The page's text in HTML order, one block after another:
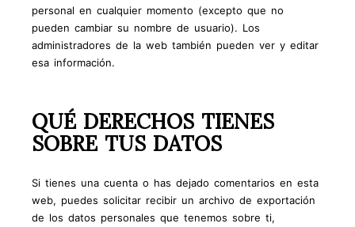
personal en cualquier momento (excepto que no
pueden cambiar su nombre de usuario). Los
administradores de la web también pueden ver y editar
esa información.
QUÉ DERECHOS TIENES
SOBRE TUS DATOS
Si tienes una cuenta o has dejado comentarios en esta
web, puedes solicitar recibir un archivo de exportación
de los datos personales que tenemos sobre ti,